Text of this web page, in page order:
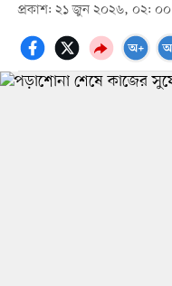
প্রকাশ: ২১ জুন ২০২৬, ০২: ০০